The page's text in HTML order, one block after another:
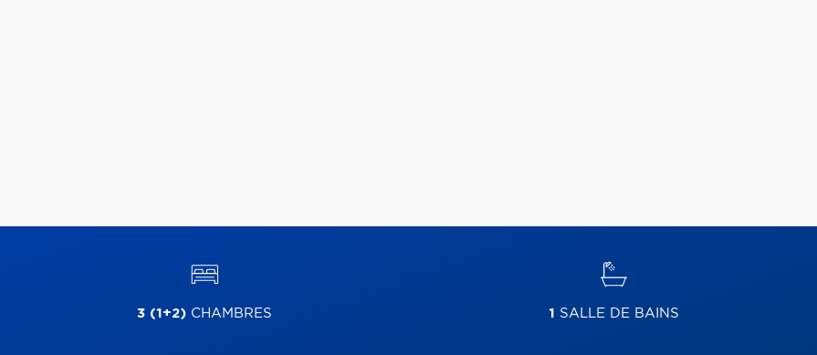
3 (1+2) CHAMBRES 1 SALLE DE BAINS